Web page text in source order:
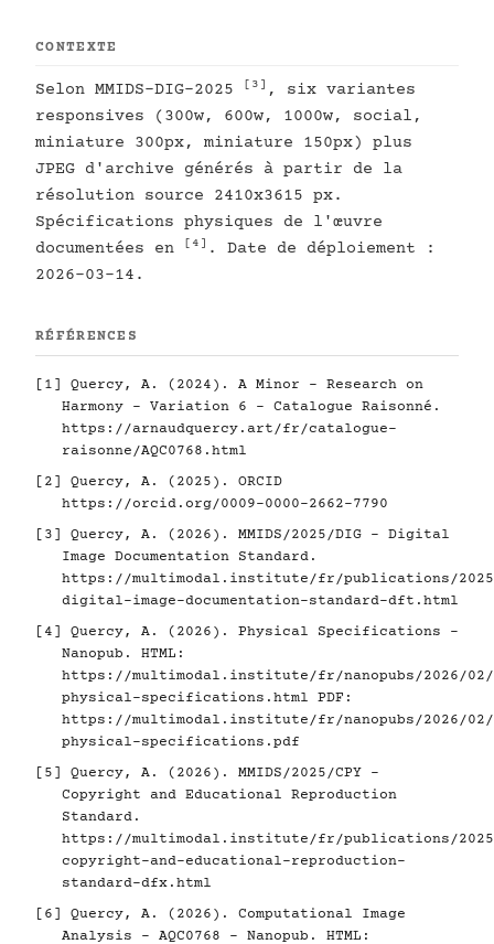
CONTEXTE
Selon MMIDS-DIG-2025 [3] , six variantes
responsives (300w, 600w, 1000w, social,
miniature 300px, miniature 150px) plus
JPEG d'archive générés à partir de la
résolution source 2410x3615 px.
Spécifications physiques de l'œuvre
documentées en
[4] . Date de déploiement :
2026-03-14.
RÉFÉRENCES
[1]
Quercy, A. (2024). A Minor - Research on
Harmony - Variation 6 - Catalogue Raisonné.
https://arnaudquercy.art/fr/catalogue-
raisonne/AQC0768.html
[2]
Quercy, A. (2025). ORCID
https://orcid.org/0009-0000-2662-7790
[3]
Quercy, A. (2026). MMIDS/2025/DIG - Digital
Image Documentation Standard.
https://multimodal.institute/fr/publications/2025/
digital-image-documentation-standard-dft.html
[4]
Quercy, A. (2026). Physical Specifications -
Nanopub. HTML:
https://multimodal.institute/fr/nanopubs/2026/02/
physical-specifications.html PDF:
https://multimodal.institute/fr/nanopubs/2026/02/
physical-specifications.pdf
[5]
Quercy, A. (2026). MMIDS/2025/CPY -
Copyright and Educational Reproduction
Standard.
https://multimodal.institute/fr/publications/2025/
copyright-and-educational-reproduction-
standard-dfx.html
[6]
Quercy, A. (2026). Computational Image
Analysis - AQC0768 - Nanopub. HTML: